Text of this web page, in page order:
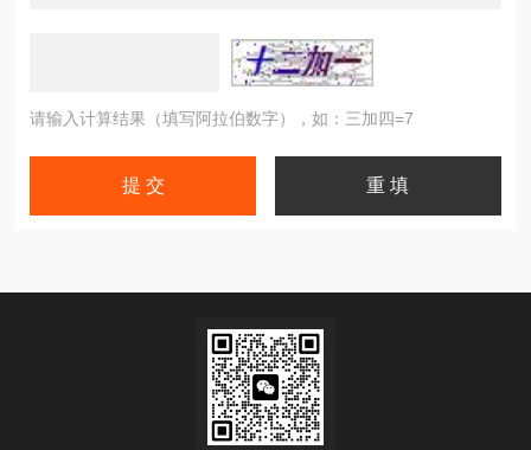
请输入计算结果（填写阿拉伯数字），如：三加四=7